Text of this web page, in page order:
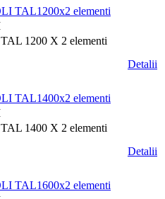
TAL1200x2 elementi
1200 X 2 elementi
Detalii
TAL1400x2 elementi
1400 X 2 elementi
Detalii
TAL1600x2 elementi